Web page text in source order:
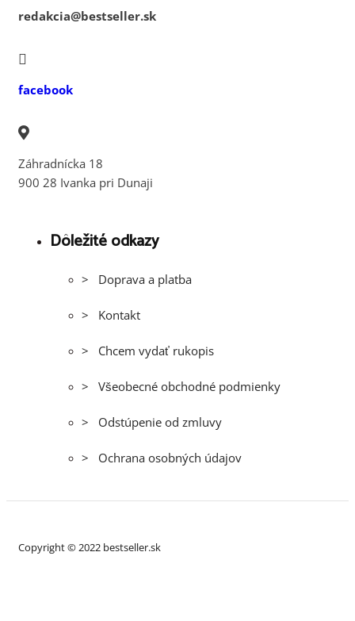
redakcia@bestseller.sk
facebook
Záhradnícka 18
900 28 Ivanka pri Dunaji
Dôležité odkazy
> Doprava a platba
> Kontakt
> Chcem vydať rukopis
> Všeobecné obchodné podmienky
> Odstúpenie od zmluvy
> Ochrana osobných údajov
Copyright © 2022 bestseller.sk